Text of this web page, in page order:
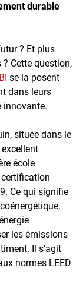
durable
? Et plus
Cette question,
se la posent
dans leurs
innovante.
située dans le
excellent
école
Ce qui signifie
les émissions
Il s’agit
normes LEED